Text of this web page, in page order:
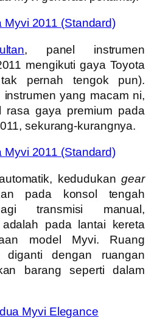
, panel instrumen
mengikuti gaya Toyota
pernah tengok pun).
instrumen yang macam ni,
rasa gaya premium pada
sekurang-kurangnya.
kedudukan gear
pada konsol tengah
transmisi manual,
pada lantai kereta
model Myvi. Ruang
diganti dengan ruangan
barang seperti dalam